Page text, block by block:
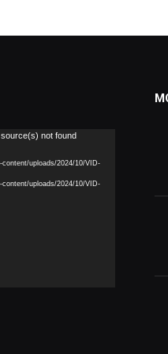
not found
uploads/2024/10/VID-
uploads/2024/10/VID-